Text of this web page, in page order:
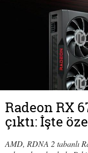
Radeon RX
çıktı: İşte
AMD, RDNA 2 tabanlı